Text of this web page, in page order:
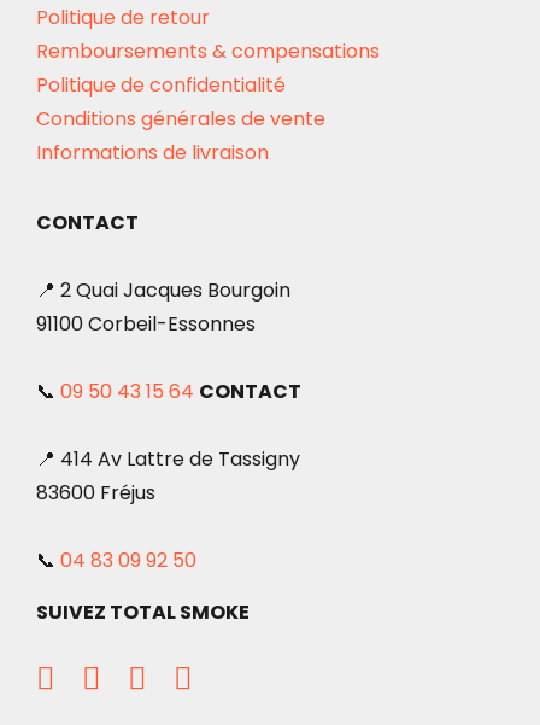
Politique de retour
Remboursements & compensations
Politique de confidentialité
Conditions générales de vente
Informations de livraison
CONTACT
📍 2 Quai Jacques Bourgoin
91100 Corbeil-Essonnes
📞 09 50 43 15 64 CONTACT
📍 414 Av Lattre de Tassigny
83600 Fréjus
📞 04 83 09 92 50
SUIVEZ TOTAL SMOKE